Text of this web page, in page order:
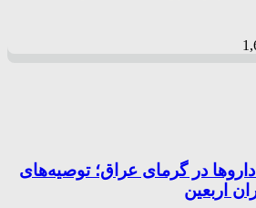
در گرمای عراق؛ توصیه‌های
اربعین